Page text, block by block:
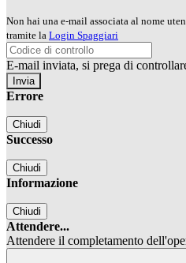
Non hai una e-mail associata al nome
tramite la Login Spaggiari
E-mail inviata, si prega di
Errore
Chiudi
Successo
Chiudi
Informazione
Chiudi
Attendere...
Attendere il completamento